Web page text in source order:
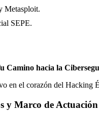
Metasploit.
SEPE.
Camino hacia la
en el corazón del Hacking
y Marco de Actuación